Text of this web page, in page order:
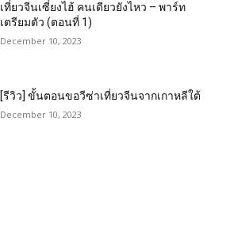
เที่ยวจีนเซี่ยงไฮ้ คนเดียวยังไหว – พาร์ท
เตรียมตัว (ตอนที่ 1)
December 10, 2023
[รีวิว] ขั้นตอนขอวีซ่าเที่ยวจีนจากเกาหลีใต้
December 10, 2023